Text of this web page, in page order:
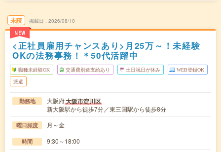
未読
NEW
掲載日 2026/08/10
<正社員雇用チャンスあり>月25万～！未経験
OKの法務事務！＊50代活躍中
職種未経験OK 交通費別途支給あり 土日祝日が休み WEB登録OK
派遣
勤務地 大阪府大阪市淀川区
新大阪駅から徒歩7分／東三国駅から徒歩8分
曜日頻度 月～金
時間 9:30～18:00